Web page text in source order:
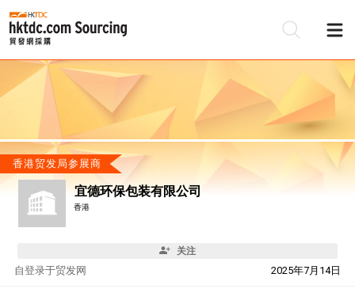
香港贸发局参展商
宜德环保包装有限公司
香港
关注
自 2025年7月14日
登录于贸发网